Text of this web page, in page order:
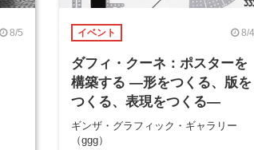
8/5 イベント 8/4
ダフィ・クーネ：ポスターを
構築する ―形をつくる、版を
つくる、表現をつくる―
ギンザ・グラフィック・ギャラリー
（ggg）